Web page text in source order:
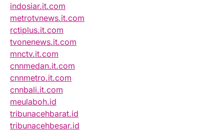
indosiar.it.com
metrotvnews.it.com
rctiplus.it.com
tvonenews.it.com
mnctv.it.com
cnnmedan.it.com
cnnmetro.it.com
cnnbali.it.com
meulaboh.id
tribunacehbarat.id
tribunacehbesar.id